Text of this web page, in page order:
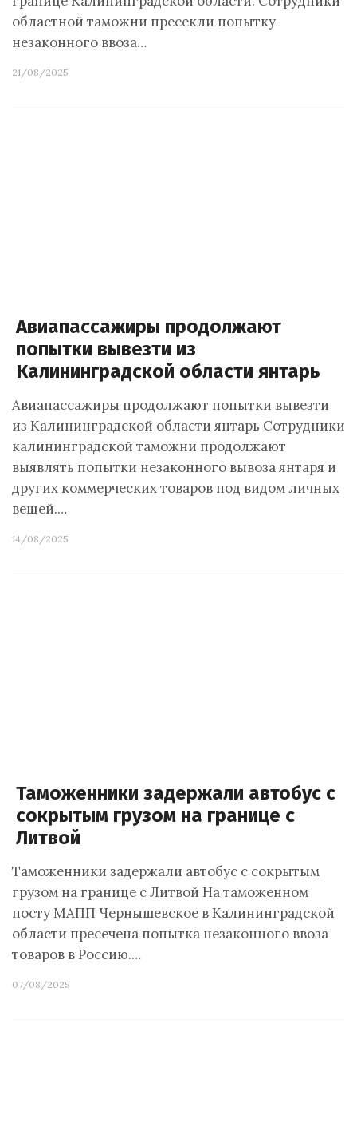
областной таможни пресекли попытку
незаконного ввоза…
21/08/2025
Авиапассажиры продолжают
попытки вывезти из
Калининградской области янтарь
Авиапассажиры продолжают попытки вывезти
из Калининградской области янтарь Сотрудники
калининградской таможни продолжают
выявлять попытки незаконного вывоза янтаря и
других коммерческих товаров под видом личных
вещей.…
14/08/2025
Таможенники задержали автобус с
сокрытым грузом на границе с
Литвой
Таможенники задержали автобус с сокрытым
грузом на границе с Литвой На таможенном
посту МАПП Чернышевское в Калининградской
области пресечена попытка незаконного ввоза
товаров в Россию.…
07/08/2025